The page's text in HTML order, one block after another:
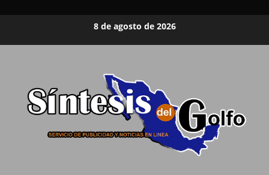
8 de agosto de 2026